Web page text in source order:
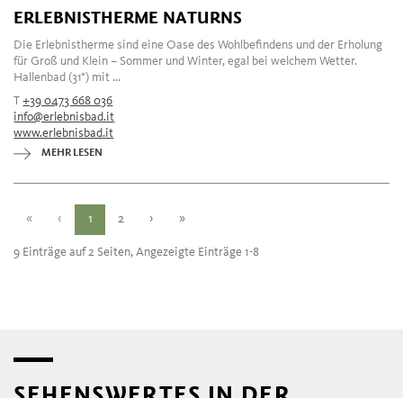
ERLEBNISTHERME NATURNS
Die Erlebnistherme sind eine Oase des Wohlbefindens und der Erholung
für Groß und Klein – Sommer und Winter, egal bei welchem Wetter.
Hallenbad (31°) mit ...
T+39 0473 668 036
info@erlebnisbad.it
www.erlebnisbad.it
MEHR LESEN
« ‹ 1 2 › »
9 Einträge auf 2 Seiten, Angezeigte Einträge 1-8